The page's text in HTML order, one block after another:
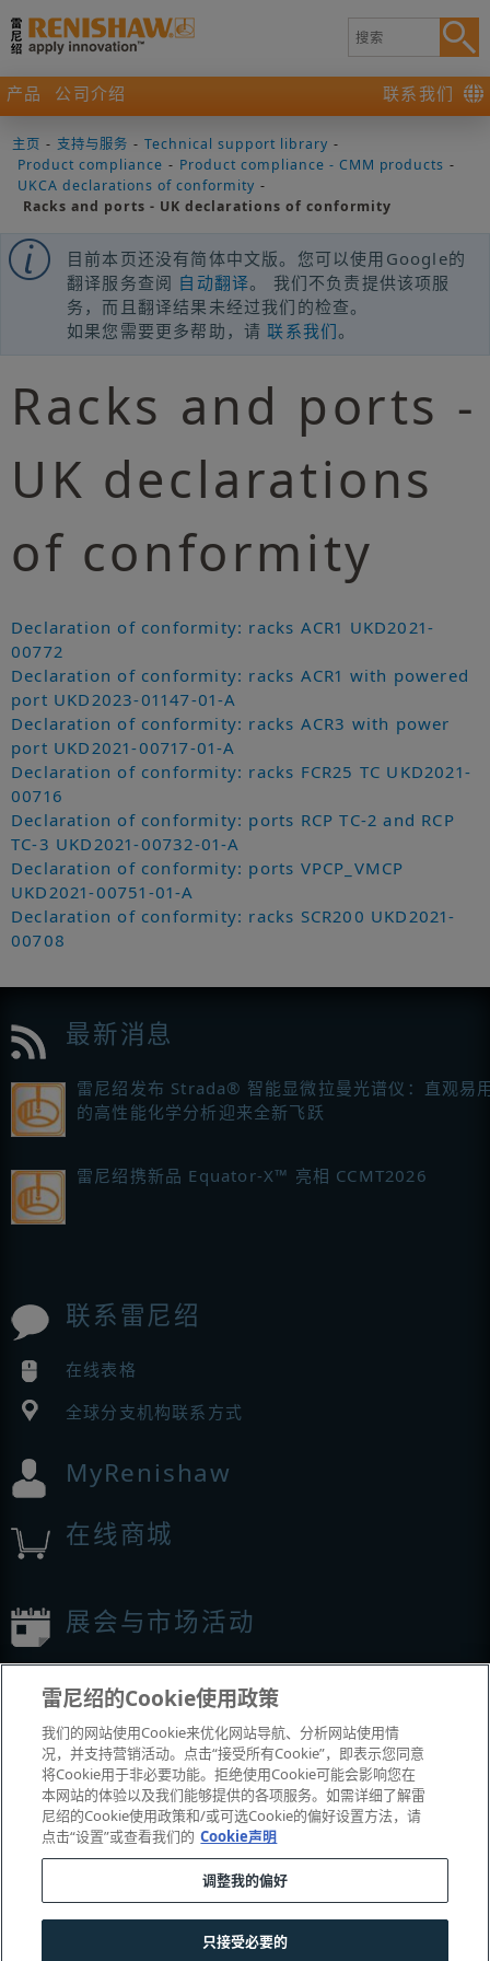
产品 公司介绍 联系我们
主页 - 支持与服务 - Technical support library -
Product compliance - Product compliance - CMM products -
UKCA declarations of conformity -
Racks and ports - UK declarations of conformity
目前本页还没有简体中文版。您可以使用Google的
翻译服务查阅 自动翻译。 我们不负责提供该项服
务，而且翻译结果未经过我们的检查。
如果您需要更多帮助，请联系我们。
Racks and ports -
UK declarations
of conformity
Declaration of conformity: racks ACR1 UKD2021-
00772
Declaration of conformity: racks ACR1 with powered
port UKD2023-01147-01-A
Declaration of conformity: racks ACR3 with power
port UKD2021-00717-01-A
Declaration of conformity: racks FCR25 TC UKD2021-
00716
Declaration of conformity: ports RCP TC-2 and RCP
TC-3 UKD2021-00732-01-A
Declaration of conformity: ports VPCP_VMCP
UKD2021-00751-01-A
Declaration of conformity: racks SCR200 UKD2021-
00708
最新消息
雷尼绍发布 Strada® 智能显微拉曼光谱仪：直观易
的高性能化学分析迎来全新飞跃
雷尼绍携新品 Equator-X™ 亮相 CCMT2026
联系雷尼绍
在线表格
全球分支机构联系方式
MyRenishaw
在线商城
展会与市场活动
© 2001-2026 Renishaw plc。版权所有。
联系我们|法务与合规|辅助功能|隐私|Cookie指南
沪公网安备 31010602004385号
雷尼绍的Cookie使用政策
我们的网站使用Cookie来优化网站导航、分析网站使用情
况，并支持营销活动。点击“接受所有Cookie”，即表示您同意
将Cookie用于非必要功能。拒绝使用Cookie可能会影响您在
本网站的体验以及我们能够提供的各项服务。如需详细了解雷
尼绍的Cookie使用政策和/或可选Cookie的偏好设置方法，请
点击“设置”或查看我们的 Cookie声明
调整我的偏好
只接受必要的